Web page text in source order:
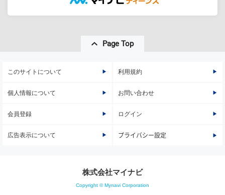
Page Top
このサイトについて 利用規約
個人情報について お問い合わせ
会員登録 ログイン
広告表示について プライバシー設定
株式会社マイナビ
Copyright © Mynavi Corporation